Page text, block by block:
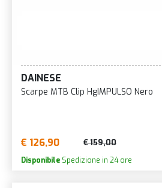
DAINESE
Scarpe MTB Clip HgIMPULSO Nero
€ 126,90 € 159,00
Disponibile Spedizione in 24 ore